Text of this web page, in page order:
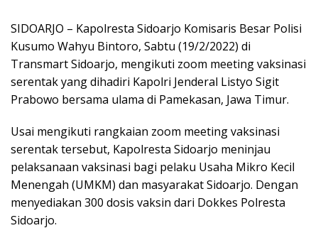
SIDOARJO – Kapolresta Sidoarjo Komisaris Besar Polisi
Kusumo Wahyu Bintoro, Sabtu (19/2/2022) di
Transmart Sidoarjo, mengikuti zoom meeting vaksinasi
serentak yang dihadiri Kapolri Jenderal Listyo Sigit
Prabowo bersama ulama di Pamekasan, Jawa Timur.
Usai mengikuti rangkaian zoom meeting vaksinasi
serentak tersebut, Kapolresta Sidoarjo meninjau
pelaksanaan vaksinasi bagi pelaku Usaha Mikro Kecil
Menengah (UMKM) dan masyarakat Sidoarjo. Dengan
menyediakan 300 dosis vaksin dari Dokkes Polresta
Sidoarjo.